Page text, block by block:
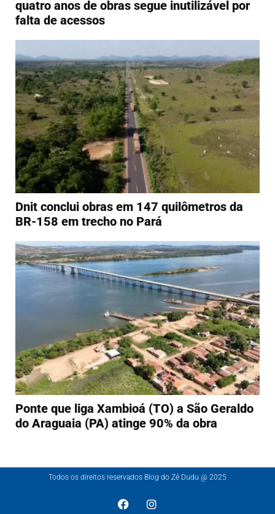
quatro anos de obras segue inutilizável por
falta de acessos
Dnit conclui obras em 147 quilômetros da
BR-158 em trecho no Pará
Ponte que liga Xambioá (TO) a São Geraldo
do Araguaia (PA) atinge 90% da obra
Todos os direitos reservados Blog do Zé Dudu @ 2025